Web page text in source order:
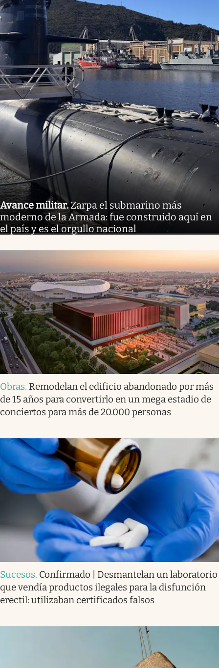
Avance militar.Zarpa el submarino más
moderno de la Armada: fue construido aquí en
el país y es el orgullo nacional
Obras. Remodelan el edificio abandonado por más
de 15 años para convertirlo en un mega estadio de
conciertos para más de 20.000 personas
Sucesos. Confirmado | Desmantelan un laboratorio
que vendía productos ilegales para la disfunción
erectil: utilizaban certificados falsos